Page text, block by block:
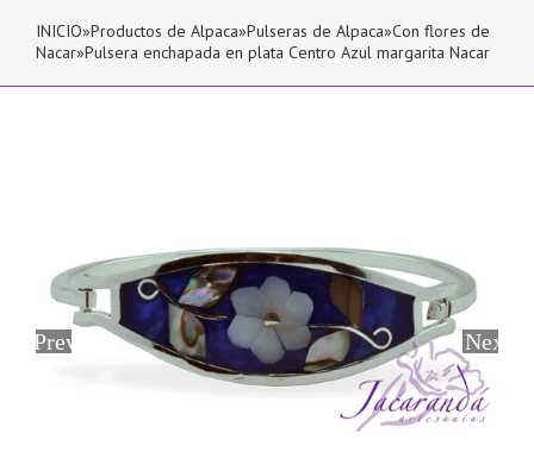
INICIO»Productos de Alpaca»Pulseras de Alpaca»Con flores de
Nacar»Pulsera enchapada en plata Centro Azul margarita Nacar
Previous Next